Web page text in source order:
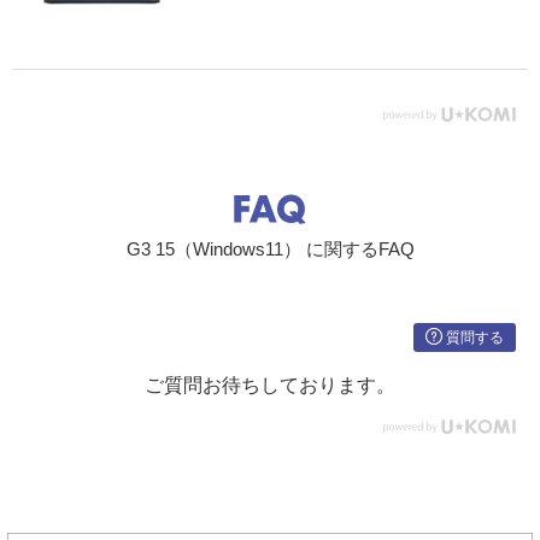
G3 15（Windows11） に関するFAQ
質問する
ご質問お待ちしております。